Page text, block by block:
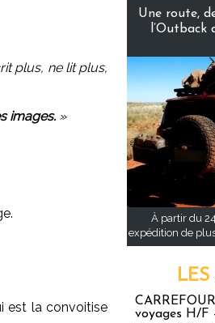
plus, ne lit plus,
images. »
est la convoitise
Une route,
l’Outback
À partir du
expédition de
LES
voyages H/F